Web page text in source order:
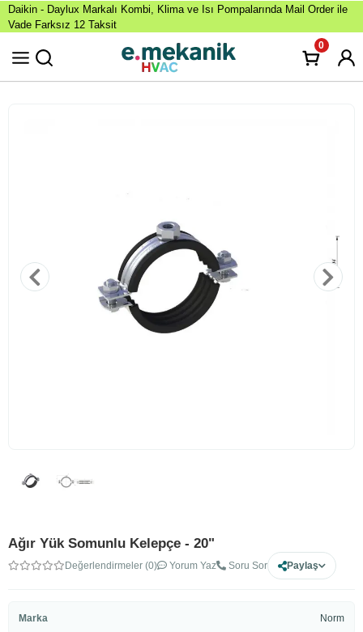
Daikin - Daylux Markalı Kombi, Klima ve Isı Pompalarında Mail Order ile
Vade Farksız 12 Taksit
0
Ağır Yük Somunlu Kelepçe - 20"
Değerlendirmeler (0) Yorum Yaz Soru Sor Paylaş
Marka Norm